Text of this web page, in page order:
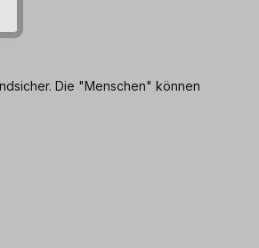
Die "Menschen" können